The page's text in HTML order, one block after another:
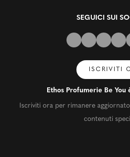
SEGUICI SUI
ISCRIVITI
Ethos Profumerie Be You
Iscriviti ora per rimanere
contenuti